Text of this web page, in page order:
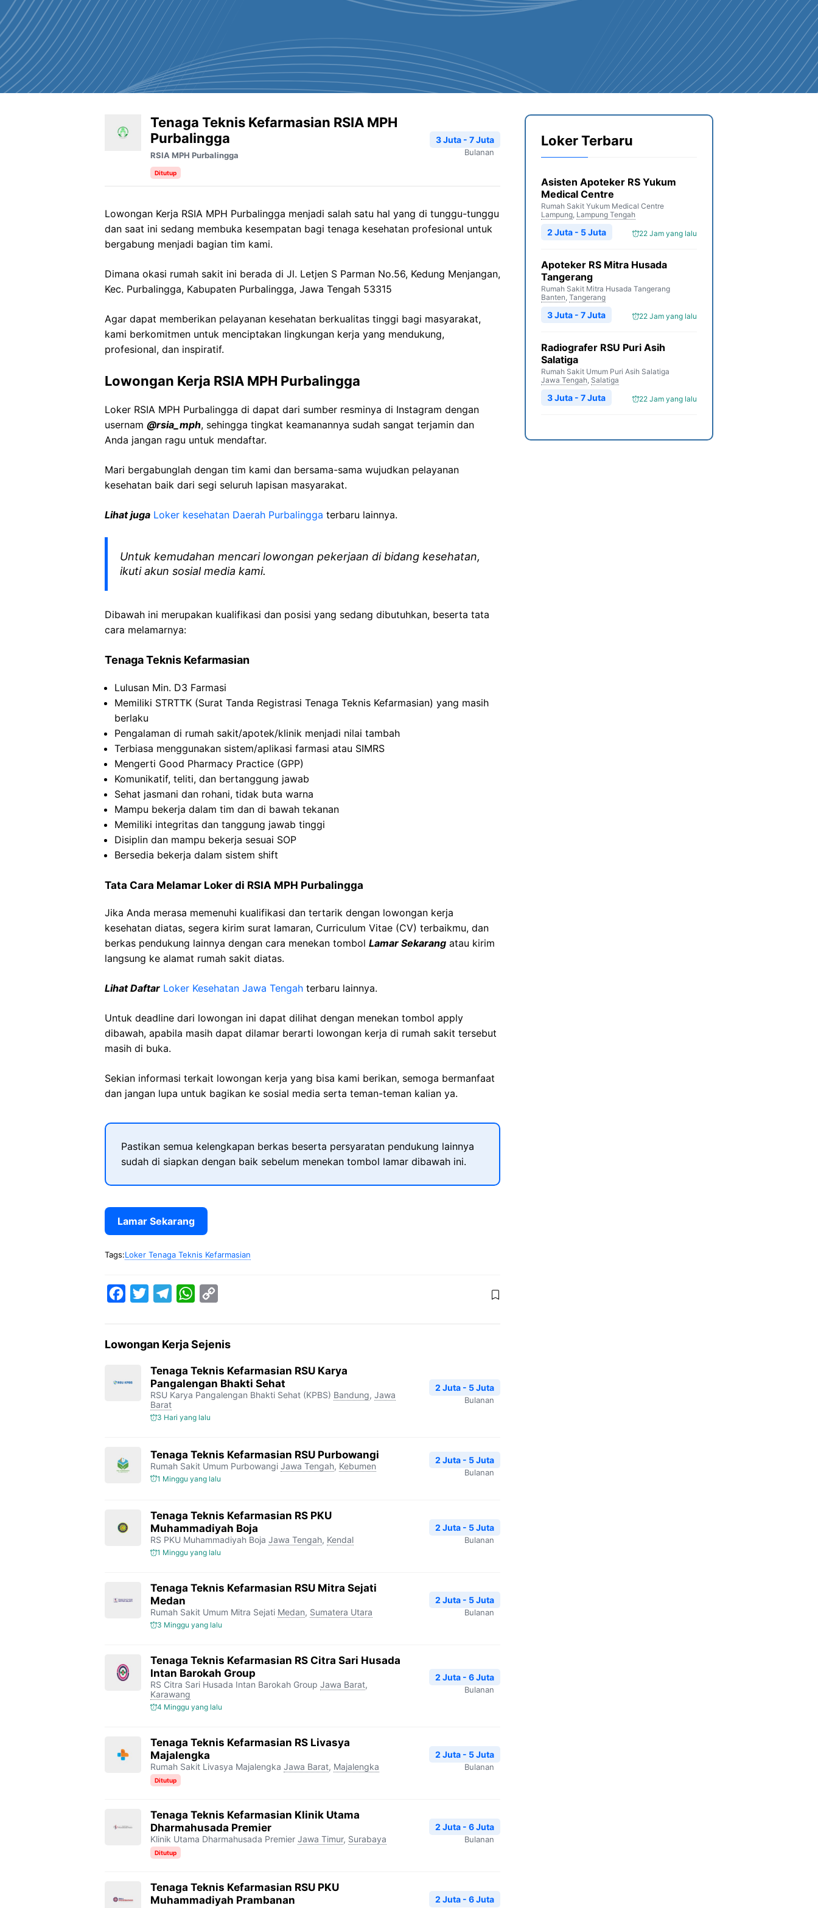
Tenaga Teknis Kefarmasian RSIA MPH
Purbalingga
RSIA MPH Purbalingga
Ditutup
3 Juta - 7 Juta
Bulanan
Lowongan Kerja RSIA MPH Purbalingga menjadi salah satu hal yang di tunggu-tunggu
dan saat ini sedang membuka kesempatan bagi tenaga kesehatan profesional untuk
bergabung menjadi bagian tim kami.
Dimana okasi rumah sakit ini berada di Jl. Letjen S Parman No.56, Kedung Menjangan,
Kec. Purbalingga, Kabupaten Purbalingga, Jawa Tengah 53315
Agar dapat memberikan pelayanan kesehatan berkualitas tinggi bagi masyarakat,
kami berkomitmen untuk menciptakan lingkungan kerja yang mendukung,
profesional, dan inspiratif.
Lowongan Kerja RSIA MPH Purbalingga
Loker RSIA MPH Purbalingga di dapat dari sumber resminya di Instagram dengan
usernam @rsia_mph, sehingga tingkat keamanannya sudah sangat terjamin dan
Anda jangan ragu untuk mendaftar.
Mari bergabunglah dengan tim kami dan bersama-sama wujudkan pelayanan
kesehatan baik dari segi seluruh lapisan masyarakat.
Lihat juga Loker kesehatan Daerah Purbalingga terbaru lainnya.
Untuk kemudahan mencari lowongan pekerjaan di bidang kesehatan,
ikuti akun sosial media kami.
Dibawah ini merupakan kualifikasi dan posisi yang sedang dibutuhkan, beserta tata
cara melamarnya:
Tenaga Teknis Kefarmasian
Lulusan Min. D3 Farmasi
Memiliki STRTTK (Surat Tanda Registrasi Tenaga Teknis Kefarmasian) yang masih
berlaku
Pengalaman di rumah sakit/apotek/klinik menjadi nilai tambah
Terbiasa menggunakan sistem/aplikasi farmasi atau SIMRS
Mengerti Good Pharmacy Practice (GPP)
Komunikatif, teliti, dan bertanggung jawab
Sehat jasmani dan rohani, tidak buta warna
Mampu bekerja dalam tim dan di bawah tekanan
Memiliki integritas dan tanggung jawab tinggi
Disiplin dan mampu bekerja sesuai SOP
Bersedia bekerja dalam sistem shift
Tata Cara Melamar Loker di RSIA MPH Purbalingga
Jika Anda merasa memenuhi kualifikasi dan tertarik dengan lowongan kerja
kesehatan diatas, segera kirim surat lamaran, Curriculum Vitae (CV) terbaikmu, dan
berkas pendukung lainnya dengan cara menekan tombol Lamar Sekarang atau kirim
langsung ke alamat rumah sakit diatas.
Lihat Daftar Loker Kesehatan Jawa Tengah terbaru lainnya.
Untuk deadline dari lowongan ini dapat dilihat dengan menekan tombol apply
dibawah, apabila masih dapat dilamar berarti lowongan kerja di rumah sakit tersebut
masih di buka.
Sekian informasi terkait lowongan kerja yang bisa kami berikan, semoga bermanfaat
dan jangan lupa untuk bagikan ke sosial media serta teman-teman kalian ya.
Pastikan semua kelengkapan berkas beserta persyaratan pendukung lainnya
sudah di siapkan dengan baik sebelum menekan tombol lamar dibawah ini.
Lamar Sekarang
Tags:Loker Tenaga Teknis Kefarmasian
e
o
t
t
e
r
e
g
r
m
W
t
s
A
p
y
L
Lowongan Kerja Sejenis
Tenaga Teknis Kefarmasian RSU Karya
Pangalengan Bhakti Sehat
RSU Karya Pangalengan Bhakti Sehat (KPBS) Bandung, Jawa
Barat
3 Hari yang lalu
2 Juta - 5 Juta
Bulanan
Tenaga Teknis Kefarmasian RSU Purbowangi
Rumah Sakit Umum Purbowangi Jawa Tengah, Kebumen
1 Minggu yang lalu
2 Juta - 5 Juta
Bulanan
Tenaga Teknis Kefarmasian RS PKU
Muhammadiyah Boja
RS PKU Muhammadiyah Boja Jawa Tengah, Kendal
1 Minggu yang lalu
2 Juta - 5 Juta
Bulanan
Tenaga Teknis Kefarmasian RSU Mitra Sejati
Medan
Rumah Sakit Umum Mitra Sejati Medan, Sumatera Utara
3 Minggu yang lalu
2 Juta - 5 Juta
Bulanan
Tenaga Teknis Kefarmasian RS Citra Sari Husada
Intan Barokah Group
RS Citra Sari Husada Intan Barokah Group Jawa Barat,
Karawang
4 Minggu yang lalu
2 Juta - 6 Juta
Bulanan
Tenaga Teknis Kefarmasian RS Livasya
Majalengka
Rumah Sakit Livasya Majalengka Jawa Barat, Majalengka
Ditutup
2 Juta - 5 Juta
Bulanan
Tenaga Teknis Kefarmasian Klinik Utama
Dharmahusada Premier
Klinik Utama Dharmahusada Premier Jawa Timur, Surabaya
Ditutup
2 Juta - 6 Juta
Bulanan
Tenaga Teknis Kefarmasian RSU PKU
Muhammadiyah Prambanan
2 Juta - 6 Juta
Loker Terbaru
Asisten Apoteker RS Yukum
Medical Centre
Rumah Sakit Yukum Medical Centre
Lampung, Lampung Tengah
22 Jam yang lalu
2 Juta - 5 Juta
Apoteker RS Mitra Husada
Tangerang
Rumah Sakit Mitra Husada Tangerang
Banten, Tangerang
22 Jam yang lalu
3 Juta - 7 Juta
Radiografer RSU Puri Asih
Salatiga
Rumah Sakit Umum Puri Asih Salatiga
Jawa Tengah, Salatiga
22 Jam yang lalu
3 Juta - 7 Juta